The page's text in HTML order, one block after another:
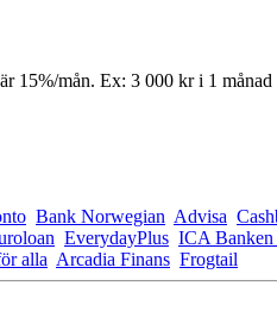
15%/mån. Ex: 3 000 kr i 1
Bank Norwegian Advisa
EverydayPlus ICA Banken
alla Arcadia Finans Frogtail